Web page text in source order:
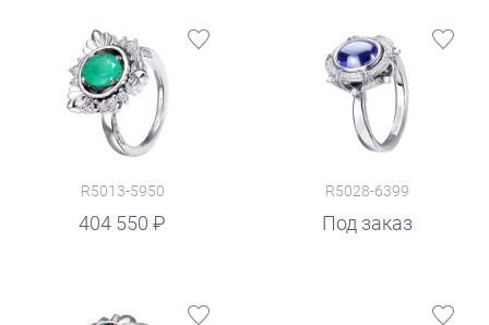
R5013-5950
404 550
R5028-6399
Под заказ